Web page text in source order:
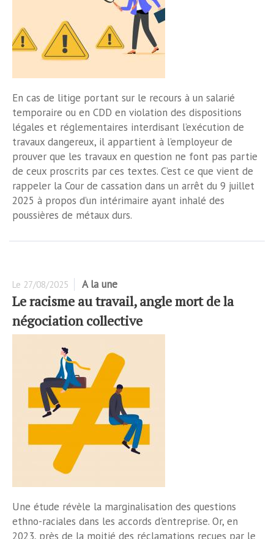
En cas de litige portant sur le recours à un salarié
temporaire ou en CDD en violation des dispositions
légales et réglementaires interdisant l’exécution de
travaux dangereux, il appartient à l’employeur de
prouver que les travaux en question ne font pas partie
de ceux proscrits par ces textes. C’est ce que vient de
rappeler la Cour de cassation dans un arrêt du 9 juillet
2025 à propos d’un intérimaire ayant inhalé des
poussières de métaux durs.
Le 27/08/2025 A la une
Le racisme au travail, angle mort de la
négociation collective
Une étude révèle la marginalisation des questions
ethno-raciales dans les accords d'entreprise. Or, en
2023, près de la moitié des réclamations reçues par le